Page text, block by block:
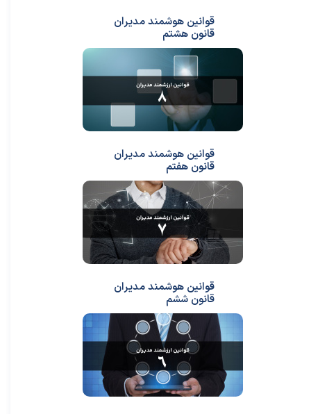
قوانین هوشمند مدیران
قانون هشتم
قوانین هوشمند مدیران
قانون هفتم
قوانین هوشمند مدیران
قانون ششم